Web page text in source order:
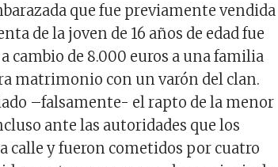
que fue previamente vendida
de la joven de 16 años de edad fue
cambio de 8.000 euros a una familia
matrimonio con un varón del clan.
–falsamente- el rapto de la menor
ante las autoridades que los
calle y fueron cometidos por cuatro